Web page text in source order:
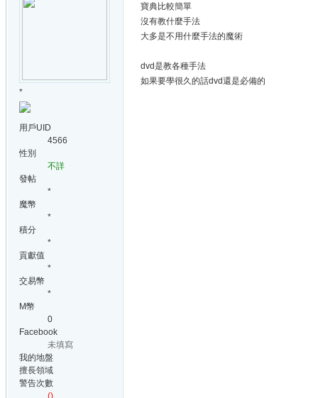
*
用戶UID
4566
性別
不詳
發帖
*
魔幣
*
積分
*
貢獻值
*
交易幣
*
M幣
0
Facebook
未填寫
我的地盤
擅長領域
警告次數
()
寶典比較簡單
沒有教什麼手法
大多是不用什麼手法的魔術
dvd是教各種手法
如果要學很久的話dvd還是必備的